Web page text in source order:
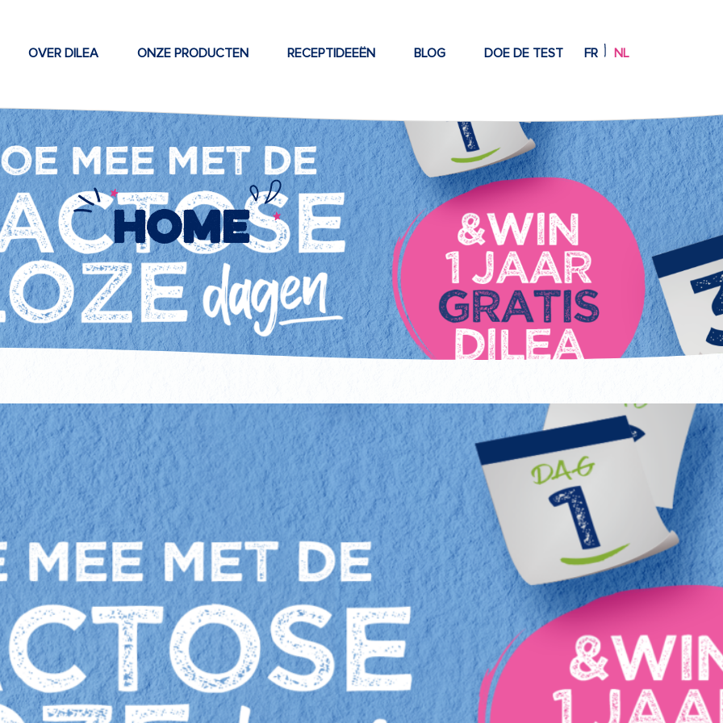
OVER DILEA ONZE PRODUCTEN RECEPTIDEEËN BLOG DOE DE TEST FR NL
Home